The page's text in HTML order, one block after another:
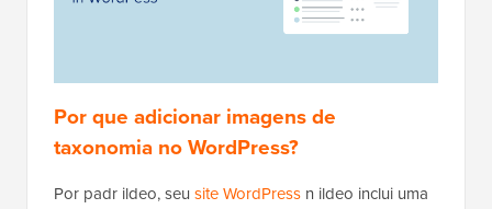
Por que adicionar imagens de
taxonomia no WordPress?
Por padr ildeo, seu site WordPress n ildeo inclui uma